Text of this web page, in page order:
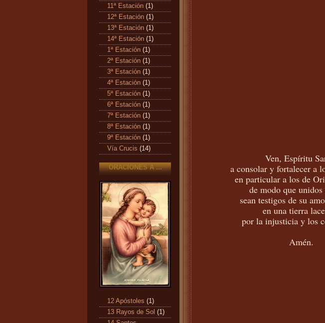
11ª Estación (1)
12ª Estación (1)
13ª Estación (1)
14ª Estación (1)
1ª Estación (1)
2ª Estación (1)
3ª Estación (1)
4ª Estación (1)
5ª Estación (1)
6ª Estación (1)
7ª Estación (1)
8ª Estación (1)
9ª Estación (1)
Vía Crucis (14)
ORACIONES A ...
12 Apóstoles (1)
13 Rayos de Sol (1)
Ven, Espíritu
a consolar y fortalecer a
en particular a los de
de modo que
sean testigos de su
en una tierra
por la injusticia y los
Amén.